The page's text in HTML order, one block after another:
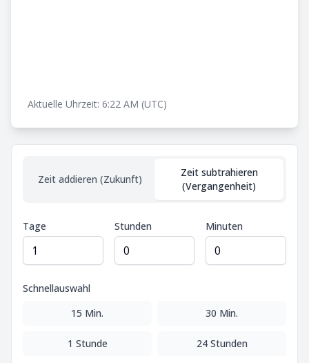
Aktuelle Uhrzeit: 6:22 AM (UTC)
Zeit addieren (Zukunft)
Zeit subtrahieren
(Vergangenheit)
Tage Stunden Minuten
Schnellauswahl
15 Min.
30 Min.
1 Stunde 24 Stunden